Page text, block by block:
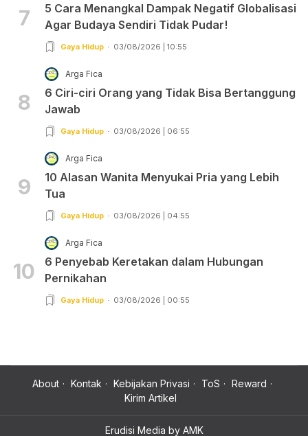
7
5 Cara Menangkal Dampak Negatif Globalisasi
Agar Budaya Sendiri Tidak Pudar!
Gaya Hidup 03/08/2026 | 10:55
8
Arga Fica
6 Ciri-ciri Orang yang Tidak Bisa Bertanggung
Jawab
Gaya Hidup 03/08/2026 | 06:55
9
Arga Fica
10 Alasan Wanita Menyukai Pria yang Lebih
Tua
Gaya Hidup 03/08/2026 | 04:55
10
Arga Fica
6 Penyebab Keretakan dalam Hubungan
Pernikahan
Gaya Hidup 03/08/2026 | 00:55
About Kontak Kebijakan Privasi ToS
Reward
Kirim Artikel
Erudisi Media by AMK